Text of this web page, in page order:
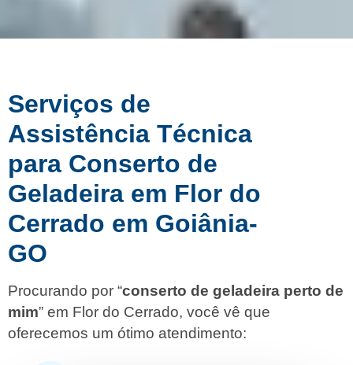
Serviços de
Assistência Técnica
para Conserto de
Geladeira em Flor do
Cerrado em Goiânia-
GO
Procurando por “conserto de geladeira perto de
mim” em Flor do Cerrado, você vê que
oferecemos um ótimo atendimento: